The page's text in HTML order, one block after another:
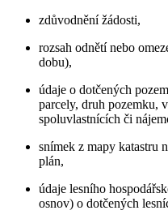
zdůvodnění žádosti,
rozsah odnětí nebo
dobu),
údaje o dotčených
parcely, druh pozemku,
spoluvlastnících či
snímek z mapy katastru
plán,
údaje lesního
osnov) o dotčených